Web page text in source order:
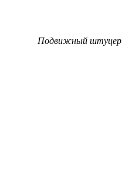
Подвижный штуцер